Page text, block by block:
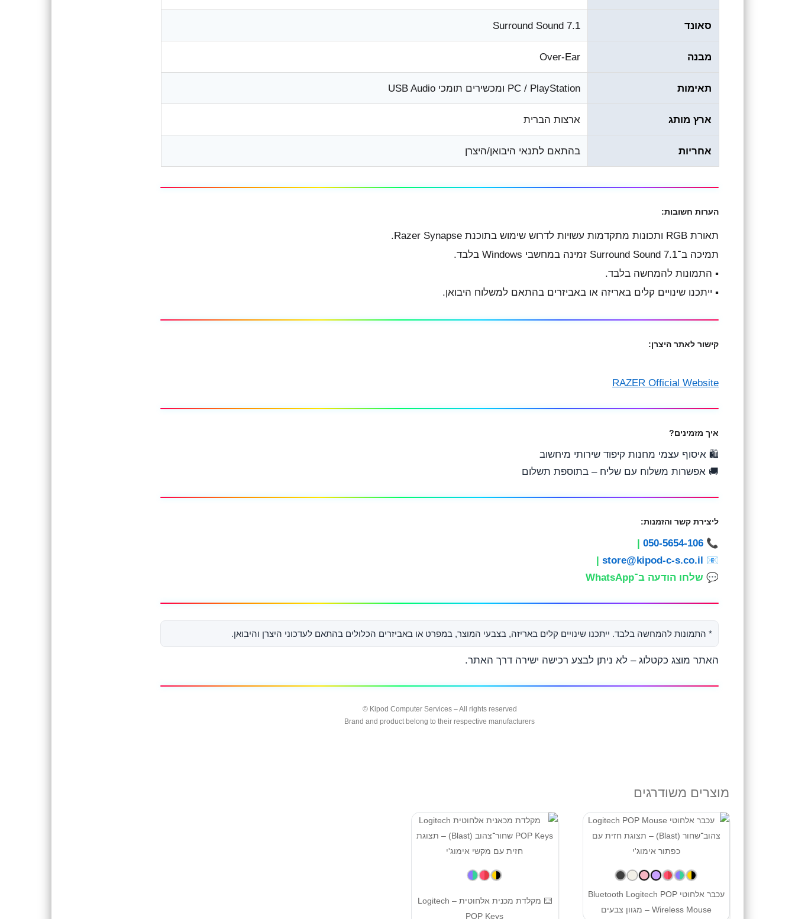
סאונד 7.1 Surround Sound
מבנה Over-Ear
תאימות PC / PlayStation ומכשירים תומכי USB Audio
ארץ מותג ארצות הברית
אחריות בהתאם לתנאי היבואן/היצרן
הערות חשובות:
תאורת RGB ותכונות מתקדמות עשויות לדרוש שימוש בתוכנת Razer Synapse.
תמיכה ב־7.1 Surround Sound זמינה במחשבי Windows בלבד.
▪︎ התמונות להמחשה בלבד.
▪︎ ייתכנו שינויים קלים באריזה או באביזרים בהתאם למשלוח היבואן.
קישור לאתר היצרן:
RAZER Official Website
איך מזמינים?
🛍️ איסוף עצמי מחנות קיפוד שירותי מיחשוב
🚚 אפשרות משלוח עם שליח – בתוספת תשלום
ליצירת קשר והזמנות:
📞
050-5654-106
|
📧
store@kipod-c-s.co.il
|
💬 שלחו הודעה ב־WhatsApp
* התמונות להמחשה בלבד. ייתכנו שינויים קלים באריזה, בצבעי המוצר, במפרט או באביזרים הכלולים בהתאם לעדכוני היצרן והיבואן.
האתר מוצג כקטלוג – לא ניתן לבצע רכישה ישירה דרך האתר.
Kipod Computer Services – All rights reserved ©
Brand and product belong to their respective manufacturers
מוצרים משודרגים
עכבר אלחוטי Bluetooth Logitech POP
Wireless Mouse – מגוון צבעים
⌨️ מקלדת מכנית אלחוטית – Logitech
POP Keys